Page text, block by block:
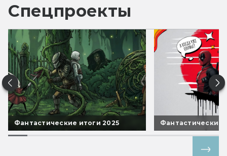
Спецпроекты
Фантастические итоги 2025 Фантастические